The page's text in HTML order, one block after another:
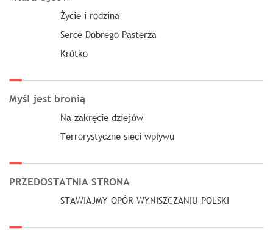
Życie i rodzina
Serce Dobrego Pasterza
Krótko
Myśl jest bronią
Na zakręcie dziejów
Terrorystyczne sieci wpływu
PRZEDOSTATNIA STRONA
STAWIAJMY OPÓR WYNISZCZANIU POLSKI